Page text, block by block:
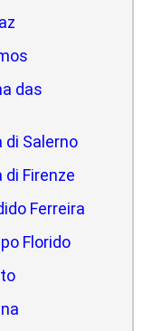
das
di Salerno
Firenze
Ferreira
Florido